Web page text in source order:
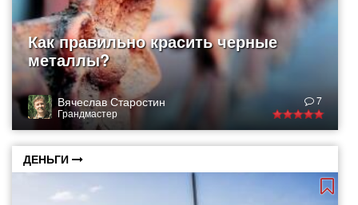
Как правильно красить черные
металлы?
Вячеслав Старостин
Грандмастер
7
ДЕНЬГИ